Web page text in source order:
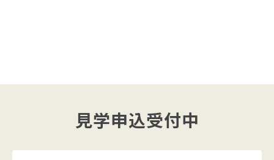
見学申込受付中